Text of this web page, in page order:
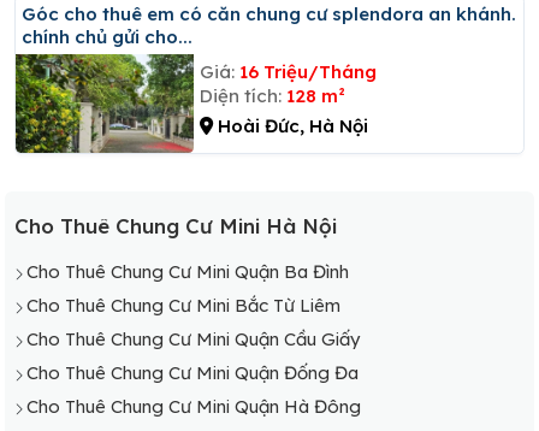
Góc cho thuê em có căn chung cư splendora an khánh.
chính chủ gửi cho...
Giá: 16 Triệu/Tháng
Diện tích: 128 m²
Hoài Đức, Hà Nội
Cho Thuê Chung Cư Mini Hà Nội
Cho Thuê Chung Cư Mini Quận Ba Đình
Cho Thuê Chung Cư Mini Bắc Từ Liêm
Cho Thuê Chung Cư Mini Quận Cầu Giấy
Cho Thuê Chung Cư Mini Quận Đống Đa
Cho Thuê Chung Cư Mini Quận Hà Đông